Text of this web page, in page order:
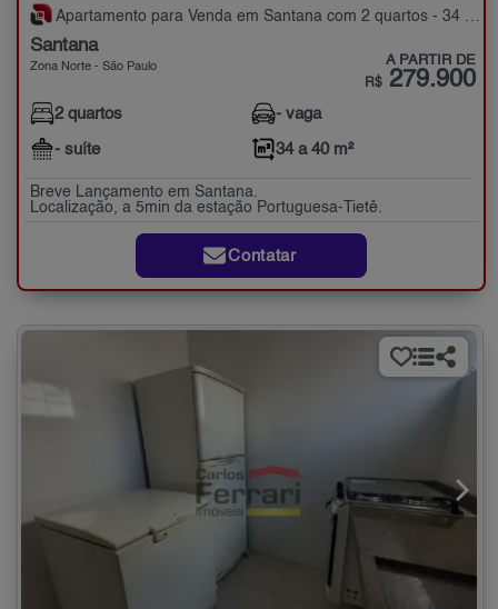
Apartamento para Venda em Santana com 2 quartos - 34 a 40 m²
Santana
Zona Norte - São Paulo A PARTIR DE
R$ 279.900
2 quartos
- suíte
- vaga
34 a 40 m²
Breve Lançamento em Santana.
Localização, a 5min da estação Portuguesa-Tietê.
Contatar